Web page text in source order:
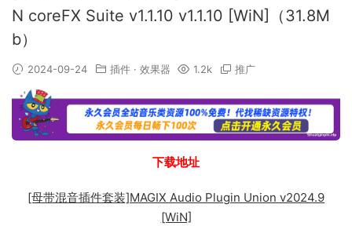
N coreFX Suite v1.1.10 v1.1.10 [WiN]（31.8M
b）
2024-09-24 插件 · 效果器 1.2k 推广
下载地址
[母带混音插件套装]MAGIX Audio Plugin Union v2024.9
[WiN]